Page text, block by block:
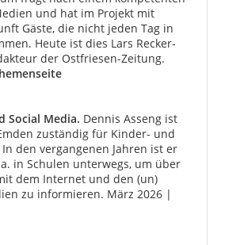
und hat im Projekt mit
Gäste, die nicht jeden Tag in
Heute ist dies Lars Recker­
der Ostfriesen-Zeitung.
Social Media. Dennis Asseng ist
zuständig für Kinder- und
den vergangenen Jahren ist er
in Schulen unterwegs, um über
dem Internet und den (un)
zu informieren. März 2026 |